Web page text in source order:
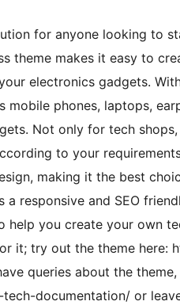
for anyone looking to
theme makes it easy to
electronics gadgets.
mobile phones, laptops,
Not only for tech
to your
making it the best
a responsive and SEO
help you create your own
it; try out the theme here:
queries about the
documentation/ or